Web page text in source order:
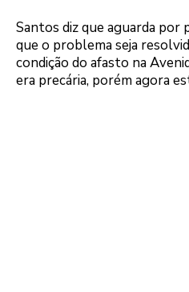
Santos diz que aguarda
que o problema seja
condição do afasto na
era precária, porém agora